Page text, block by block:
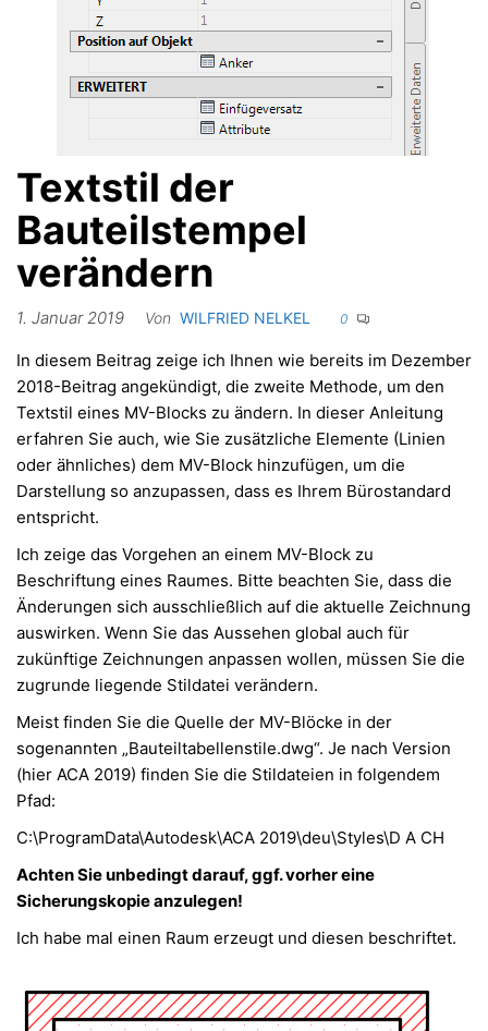
Textstil der
Bauteilstempel
verändern
1. Januar 2019 Von WILFRIED NELKEL 0
In diesem Beitrag zeige ich Ihnen wie bereits im Dezember
2018-Beitrag angekündigt, die zweite Methode, um den
Textstil eines MV-Blocks zu ändern. In dieser Anleitung
erfahren Sie auch, wie Sie zusätzliche Elemente (Linien
oder ähnliches) dem MV-Block hinzufügen, um die
Darstellung so anzupassen, dass es Ihrem Bürostandard
entspricht.
Ich zeige das Vorgehen an einem MV-Block zu
Beschriftung eines Raumes. Bitte beachten Sie, dass die
Änderungen sich ausschließlich auf die aktuelle Zeichnung
auswirken. Wenn Sie das Aussehen global auch für
zukünftige Zeichnungen anpassen wollen, müssen Sie die
zugrunde liegende Stildatei verändern.
Meist finden Sie die Quelle der MV-Blöcke in der
sogenannten „Bauteiltabellenstile.dwg“. Je nach Version
(hier ACA 2019) finden Sie die Stildateien in folgendem
Pfad:
C:\ProgramData\Autodesk\ACA 2019\deu\Styles\D A CH
Achten Sie unbedingt darauf, ggf. vorher eine
Sicherungskopie anzulegen!
Ich habe mal einen Raum erzeugt und diesen beschriftet.